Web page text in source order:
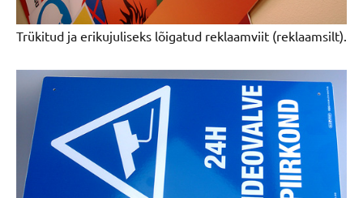
Trükitud ja erikujuliseks lõigatud reklaamviit (reklaamsilt).